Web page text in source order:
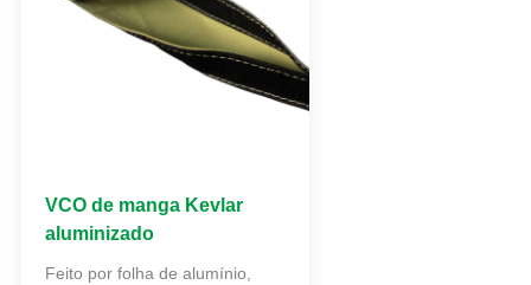
VCO de manga Kevlar
aluminizado
Feito por folha de alumínio,